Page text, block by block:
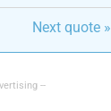
Next quote »